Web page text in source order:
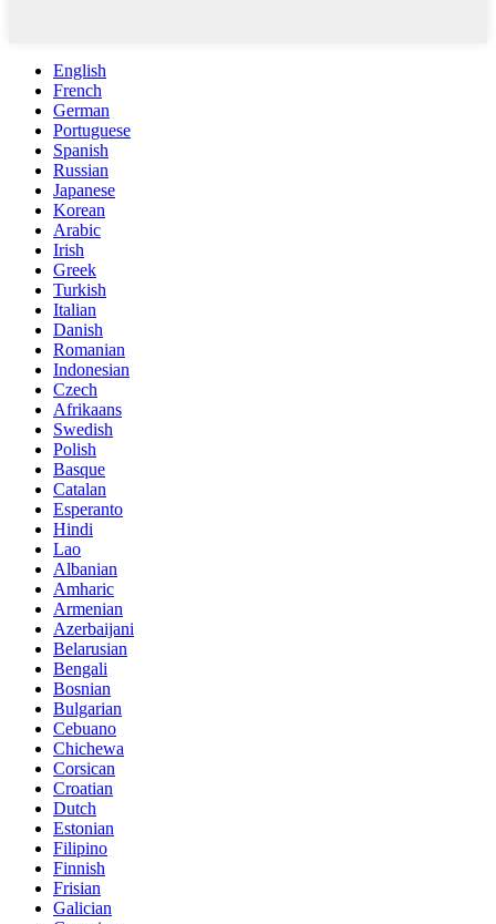
English
French
German
Portuguese
Spanish
Russian
Japanese
Korean
Arabic
Irish
Greek
Turkish
Italian
Danish
Romanian
Indonesian
Czech
Afrikaans
Swedish
Polish
Basque
Catalan
Esperanto
Hindi
Lao
Albanian
Amharic
Armenian
Azerbaijani
Belarusian
Bengali
Bosnian
Bulgarian
Cebuano
Chichewa
Corsican
Croatian
Dutch
Estonian
Filipino
Finnish
Frisian
Galician